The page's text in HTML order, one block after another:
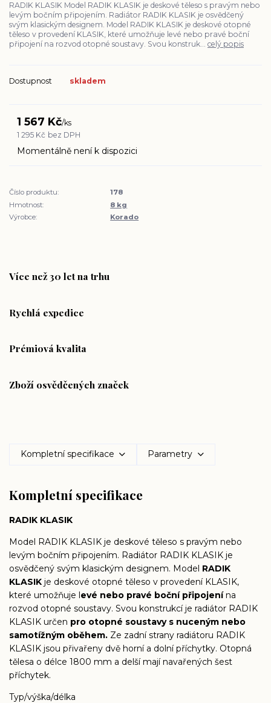
RADIK KLASIK Model RADIK KLASIK je deskové těleso s pravým nebo
levým bočním připojením. Radiátor RADIK KLASIK je osvědčený
svým klasickým designem. Model RADIK KLASIK je deskové otopné
těleso v provedení KLASIK, které umožňuje levé nebo pravé boční
připojení na rozvod otopné soustavy. Svou konstruk... celý popis
Dostupnost skladem
1 567 Kč/ks
1 295 Kč bez DPH
Momentálně není k dispozici
Číslo produktu:
178
Hmotnost:
8 kg
Výrobce:
Korado
Více než 30 let na trhu
Rychlá expedice
Prémiová kvalita
Zboží osvědčených značek
Kompletní specifikace Parametry
Kompletní specifikace
RADIK KLASIK
Model RADIK KLASIK je deskové těleso s pravým nebo
levým bočním připojením. Radiátor RADIK KLASIK je
osvědčený svým klasickým designem. Model RADIK
KLASIK je deskové otopné těleso v provedení KLASIK,
které umožňuje levé nebo pravé boční připojenína
rozvod otopné soustavy. Svou konstrukcí je radiátor RADIK
KLASIK určen pro otopné soustavy s nuceným nebo
samotížným oběhem. Ze zadní strany radiátoru RADIK
KLASIK jsou přivařeny dvě horní a dolní příchytky. Otopná
tělesa o délce 1800 mm a delší mají navařených šest
příchytek.
Typ/výška/délka